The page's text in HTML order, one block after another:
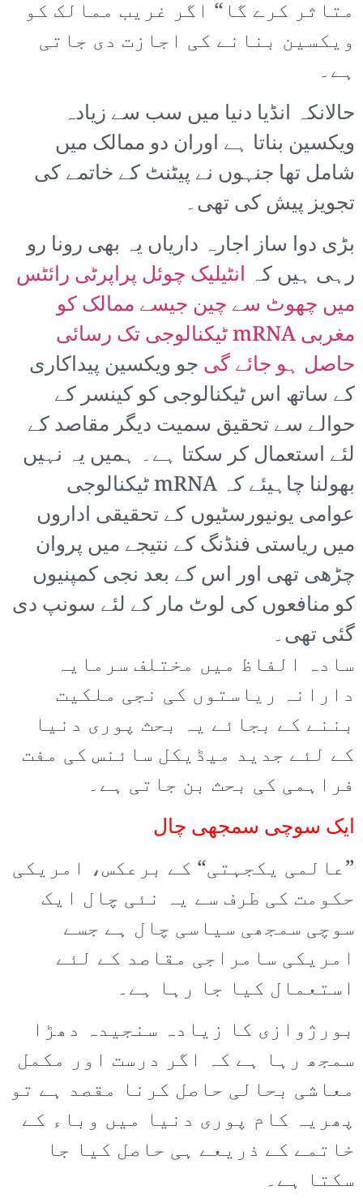
متاثر کرے گا“ اگر غریب ممالک کو
ویکسین بنانے کی اجازت دی جاتی
ہے۔
حالانکہ انڈیا دنیا میں سب سے زیادہ
ویکسین بناتا ہے اوران دو ممالک میں
شامل تھا جنہوں نے پیٹنٹ کے خاتمے کی
تجویز پیش کی تھی۔
بڑی دوا ساز اجارہ داریاں یہ بھی رونا رو
رہی ہیں کہ انٹیلیک چوئل پراپرٹی رائٹس
میں چھوٹ سے چین جیسے ممالک کو
مغربی mRNA ٹیکنالوجی تک رسائی
حاصل ہو جائے گیجو ویکسین پیداکاری
کے ساتھ اس ٹیکنالوجی کو کینسر کے
حوالے سے تحقیق سمیت دیگر مقاصد کے
لئے استعمال کر سکتا ہے۔ ہمیں یہ نہیں
بھولنا چاہیئے کہ mRNA ٹیکنالوجی
عوامی یونیورسٹیوں کے تحقیقی اداروں
میں ریاستی فنڈنگ کے نتیجے میں پروان
چڑھی تھی اور اس کے بعد نجی کمپنیوں
کو منافعوں کی لوٹ مار کے لئے سونپ دی
گئی تھی۔
سادہ الفاظ میں مختلف سرمایہ
دارانہ ریاستوں کی نجی ملکیت
بننے کے بجائے یہ بحث پوری دنیا
کے لئے جدید میڈیکل سائنس کی مفت
فراہمی کی بحث بن جاتی ہے۔
ایک سوچی سمجھی چال
”عالمی یکجہتی“ کے برعکس، امریکی
حکومت کی طرف سے یہ نئی چال ایک
سوچی سمجھی سیاسی چال ہے جسے
امریکی سامراجی مقاصد کے لئے
استعمال کیا جا رہا ہے۔
بورژوازی کا زیادہ سنجیدہ دھڑا
سمجھ رہا ہے کہ اگر درست اور مکمل
معاشی بحالی حاصل کرنا مقصد ہے تو
پھریہ کام پوری دنیا میں وباء کے
خاتمے کے ذریعے ہی حاصل کیا جا
سکتا ہے۔